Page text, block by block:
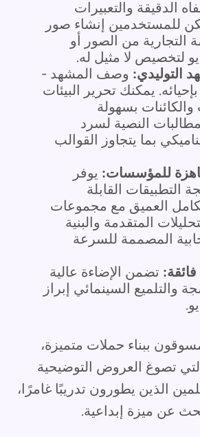
الدقيقة والتعبيرات
للمستخدمين إنشاء صور
التجارية من الصور أو
لتخصيص لا مثيل له.
التوليدي: وصف المشهد -
يقوم Akool بإحيائه. يمكنك تحرير البيئات
بسهولة
النصية لسرد
بما يتجاوز القوالب
للمؤسسات: يوفر
التطبيقات القابلة
العميق مع مجموعات
المتقدمة والبنية
المصممة للسرعة
تضمن الإضاءة عالية
والتلميع السينمائي إبراز
ببناء حملات متميزة،
تصوغ العروض التوضيحية
الذين يطورون تدريبًا غامرًا،
عن ميزة إبداعية.